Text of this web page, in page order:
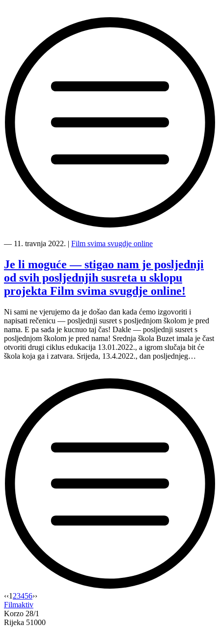
svima
online
je
ušao
narednu
—
snimanje
i
montaža
prijevoda
i
― 11. travnja 2022. | Film svima svugdje online
Je li moguće — stigao nam je posljednji
od svih posljednjih susreta u sklopu
projekta Film svima svugdje online!
Ni sami ne vjerujemo da je došao dan kada ćemo izgovoriti i
napisati rečenicu — posljednji susret s posljednjom školom je pred
nama. E pa sada je kucnuo taj čas! Dakle — posljednji susret s
posljednjom školom je pred nama! Srednja škola Buzet imala je čast
otvoriti drugi ciklus edukacija 13.01.2022., a igrom slučaja bit će
škola koja ga i zatvara. Srijeda, 13.4.2022., dan posljednjeg…
“Je
li
moguće
—
‹‹1 23456››
Filmaktiv
Korzo 28/1
Rijeka 51000